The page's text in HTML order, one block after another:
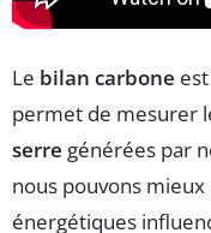
Le bilan carbone
permet de mesurer
serre générées par
nous pouvons
énergétiques